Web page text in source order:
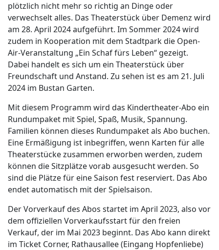
plötzlich nicht mehr so richtig an Dinge oder
verwechselt alles. Das Theaterstück über Demenz wird
am 28. April 2024 aufgeführt. Im Sommer 2024 wird
zudem in Kooperation mit dem Stadtpark die Open-
Air-Veranstaltung „Ein Schaf fürs Leben“ gezeigt.
Dabei handelt es sich um ein Theaterstück über
Freundschaft und Anstand. Zu sehen ist es am 21. Juli
2024 im Bustan Garten.
Mit diesem Programm wird das Kindertheater-Abo ein
Rundumpaket mit Spiel, Spaß, Musik, Spannung.
Familien können dieses Rundumpaket als Abo buchen.
Eine Ermäßigung ist inbegriffen, wenn Karten für alle
Theaterstücke zusammen erworben werden, zudem
können die Sitzplätze vorab ausgesucht werden. So
sind die Plätze für eine Saison fest reserviert. Das Abo
endet automatisch mit der Spielsaison.
Der Vorverkauf des Abos startet im April 2023, also vor
dem offiziellen Vorverkaufsstart für den freien
Verkauf, der im Mai 2023 beginnt. Das Abo kann direkt
im Ticket Corner, Rathausallee (Eingang Hopfenliebe)